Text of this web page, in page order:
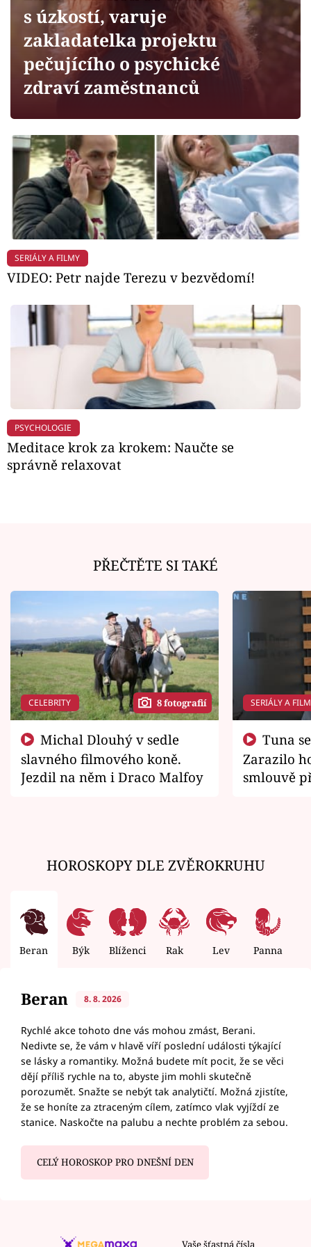
Sledujte prima+
Filmový festival Karlovy Vary
Mámy sobě
Přihlášení
Sledujte nás
s úzkostí, varuje
zakladatelka projektu
pečujícího o psychické
zdraví zaměstnanců
SERIÁLY A FILMY
VIDEO: Petr najde Terezu v bezvědomí!
PSYCHOLOGIE
Meditace krok za krokem: Naučte se
správně relaxovat
PŘEČTĚTE SI TAKÉ
CELEBRITY 8 fotografií
slavného filmového koně.
Jezdil na něm i Draco Malfoy
SERIÁLY A
Zarazilo
smlouvě
HOROSKOPY DLE ZVĚROKRUHU
Beran Býk Blíženci Rak Lev Panna
Beran 8. 8. 2026
Rychlé akce tohoto dne vás mohou zmást, Berani.
Nedivte se, že vám v hlavě víří poslední události týkající
se lásky a romantiky. Možná budete mít pocit, že se věci
dějí příliš rychle na to, abyste jim mohli skutečně
porozumět. Snažte se nebýt tak analytičtí. Možná zjistíte,
že se honíte za ztraceným cílem, zatímco vlak vyjíždí ze
stanice. Naskočte na palubu a nechte problém za sebou.
CELÝ HOROSKOP PRO DNEŠNÍ DEN
Vaše šťastná čísla